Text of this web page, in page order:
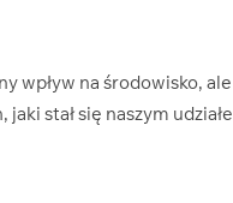
na środowisko,
stał się naszym